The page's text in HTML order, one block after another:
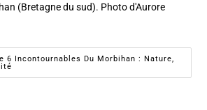
(Bretagne du sud). Photo d'Aurore
6 Incontournables Du Morbihan : Nature,